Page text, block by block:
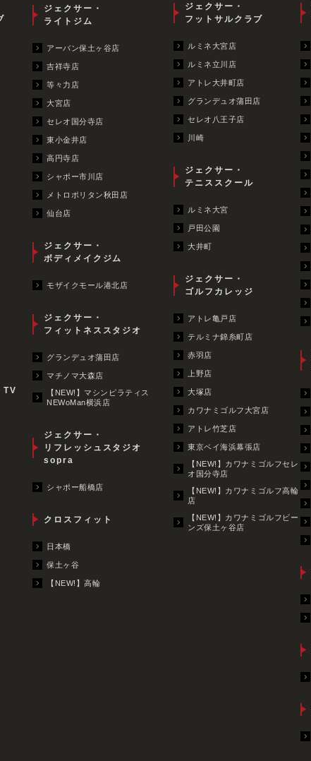
TV
ジェクサー・
ライトジム
アーバン保土ヶ谷店
吉祥寺店
等々力店
大宮店
セレオ国分寺店
東小金井店
高円寺店
シャポー市川店
メトロポリタン秋田店
仙台店
ジェクサー・
ボディメイクジム
モザイクモール港北店
ジェクサー・
フィットネススタジオ
グランデュオ蒲田店
マチノマ大森店
【NEW!】マシンピラティス
NEWoMan横浜店
ジェクサー・
リフレッシュスタジオ
sopra
シャポー船橋店
クロスフィット
日本橋
保土ヶ谷
【NEW!】高輪
ジェクサー・
フットサルクラブ
ルミネ大宮店
ルミネ立川店
アトレ大井町店
グランデュオ蒲田店
セレオ八王子店
川崎
ジェクサー・
テニススクール
ルミネ大宮
戸田公園
大井町
ジェクサー・
ゴルフカレッジ
アトレ亀戸店
テルミナ錦糸町店
赤羽店
上野店
大塚店
カワナミゴルフ大宮店
アトレ竹芝店
東京ベイ海浜幕張店
【NEW!】カワナミゴルフセレ
オ国分寺店
【NEW!】カワナミゴルフ高輪
店
【NEW!】カワナミゴルフビー
ンズ保土ヶ谷店